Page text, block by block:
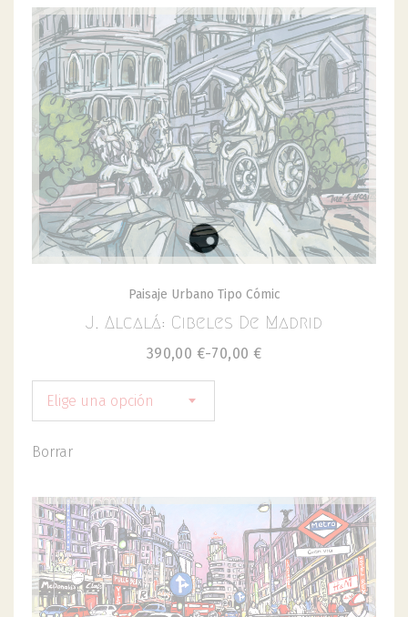
Paisaje Urbano Tipo Cómic
J. Alcalá: Cibeles De Madrid
70,00 €
-
390,00 €
Elige una opción
Borrar